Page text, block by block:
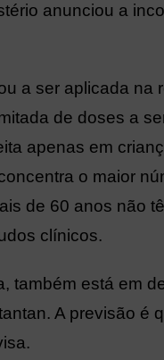
anunciou a
a ser aplicada na
de doses a
apenas em
o maior
de 60 anos não
clínicos.
também está em
A previsão é